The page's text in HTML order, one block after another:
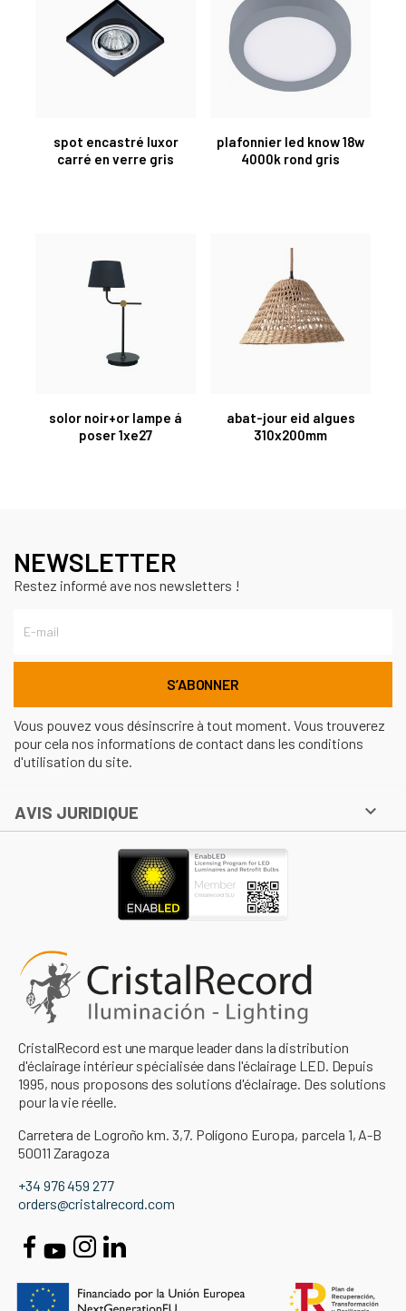
spot encastré luxor
carré en verre gris
plafonnier led know 18w
4000k rond gris
solor noir+or lampe á
poser 1xe27
abat-jour eid algues
310x200mm
NEWSLETTER
Restez informé ave nos newsletters !
Vous pouvez vous désinscrire à tout moment. Vous trouverez
pour cela nos informations de contact dans les conditions
d'utilisation du site.
AVIS JURIDIQUE 
CristalRecord est une marque leader dans la distribution
d'éclairage intérieur spécialisée dans l'éclairage LED. Depuis
1995, nous proposons des solutions d'éclairage. Des solutions
pour la vie réelle.
Carretera de Logroño km. 3,7. Polígono Europa, parcela 1, A-B
50011 Zaragoza
+34 976 459 277
orders@cristalrecord.com